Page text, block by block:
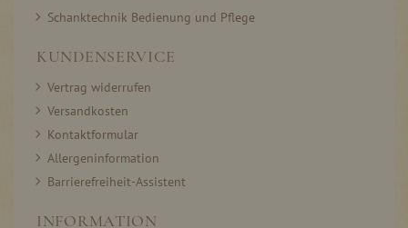
Schanktechnik Bedienung und Pflege
KUNDENSERVICE
Vertrag widerrufen
Versandkosten
Kontaktformular
Allergeninformation
Barrierefreiheit-Assistent
INFORMATION